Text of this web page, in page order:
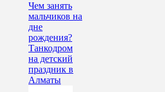
Чем занять
мальчиков на
дне
рождения?
Танкодром
на детский
праздник в
Алматы